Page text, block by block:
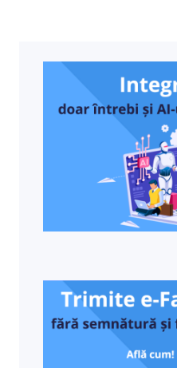
instalarea unui
ea. Pasii necesari
de marcat la calculator sunt: Se
prin cablu de retea
alt calculator Si
prima ca si casa de
sa se trimita bonuri
calculator din acea
se completeaza ip-ul
se afla imediat ce se
marcat cu un cablu
aparea scris IP-ul